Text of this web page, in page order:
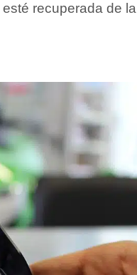
recuperada de la